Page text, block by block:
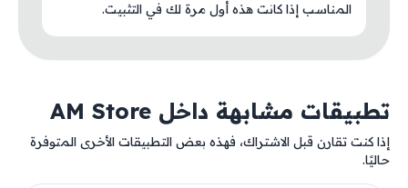
المناسب إذا كانت هذه أول مرة لك في التثبيت.
تطبيقات مشابهة داخل AM Store
إذا كنت تقارن قبل الاشتراك، فهذه بعض التطبيقات الأخرى المتوفرة
حاليًا.